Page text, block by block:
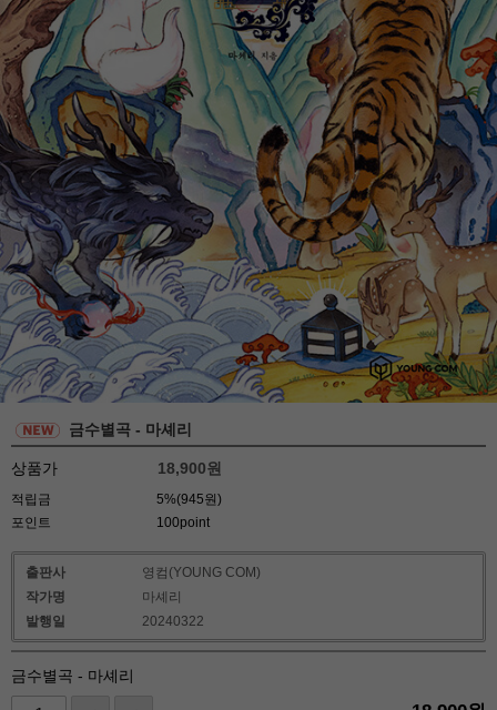
금수별곡 - 마셰리
상품가 18,900원
적립금
5%(945원)
포인트
100point
출판사
영컴(YOUNG COM)
작가명
마셰리
발행일
20240322
금수별곡 - 마셰리